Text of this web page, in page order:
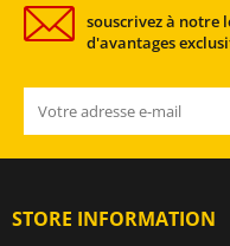
souscrivez à
d'avantages
STORE INFORMATION